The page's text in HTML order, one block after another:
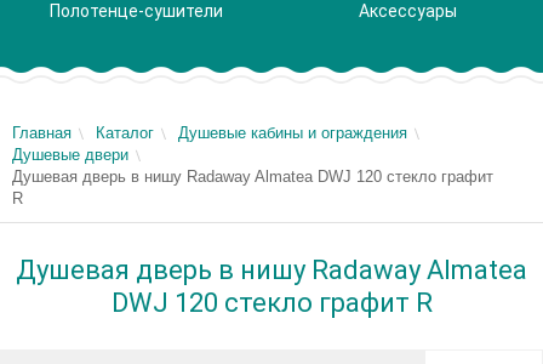
Полотенце-сушители Аксессуары
Главная Каталог
Душевые кабины и ограждения
Душевые двери
Душевая дверь в нишу Radaway Almatea DWJ 120 стекло графит
R
Душевая дверь в нишу Radaway Almatea
DWJ 120 стекло графит R